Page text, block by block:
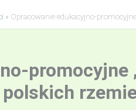
» Opracowanie edukacyjno-
polskich